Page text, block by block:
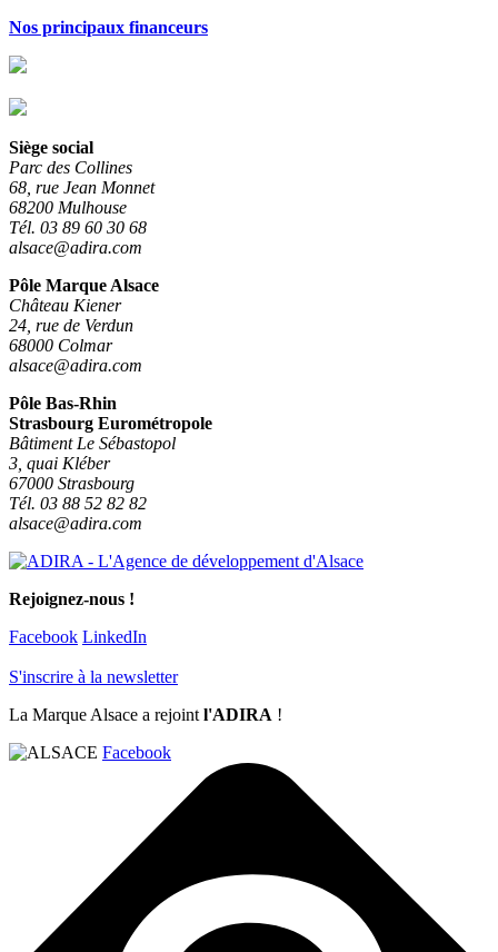
Nos principaux financeurs
Siège social
Parc des Collines
68, rue Jean Monnet
68200 Mulhouse
Tél. 03 89 60 30 68
alsace@adira.com
Pôle Marque Alsace
Château Kiener
24, rue de Verdun
68000 Colmar
alsace@adira.com
Pôle Bas-Rhin
Strasbourg Eurométropole
Bâtiment Le Sébastopol
3, quai Kléber
67000 Strasbourg
Tél. 03 88 52 82 82
alsace@adira.com
Rejoignez-nous !
Facebook LinkedIn
S'inscrire à la newsletter
La Marque Alsace a rejoint l'ADIRA !
Facebook